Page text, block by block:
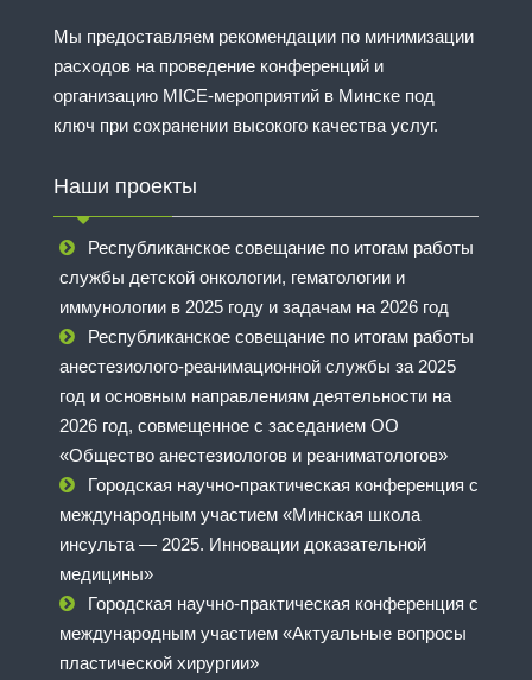
Мы предоставляем рекомендации по минимизации
расходов на проведение конференций и
организацию MICE-мероприятий в Минске под
ключ при сохранении высокого качества услуг.
Наши проекты
Республиканское совещание по итогам работы
службы детской онкологии, гематологии и
иммунологии в 2025 году и задачам на 2026 год
Республиканское совещание по итогам работы
анестезиолого-реанимационной службы за 2025
год и основным направлениям деятельности на
2026 год, совмещенное с заседанием ОО
«Общество анестезиологов и реаниматологов»
Городская научно-практическая конференция с
международным участием «Минская школа
инсульта — 2025. Инновации доказательной
медицины»
Городская научно-практическая конференция с
международным участием «Актуальные вопросы
пластической хирургии»